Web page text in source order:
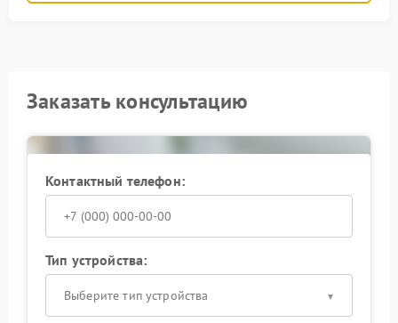
Заказать консультацию
Контактный телефон:
Тип устройства:
Выберите тип устройства